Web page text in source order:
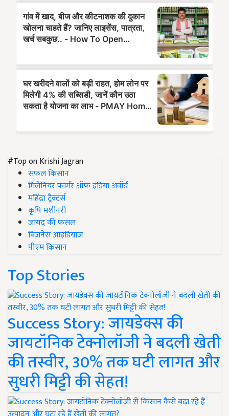
#Top on Krishi Jagran
सफल किसान
मिलेनियर फार्मर ऑफ इंडिया अवॉर्ड
महिंद्रा ट्रैक्टर्स
कृषि मशीनरी
जायद की फसल
बिज़नेस आइडियाज
पीएम किसान
Top Stories
Success Story: जायडेक्स की
जायटॉनिक टेक्नोलॉजी ने बदली खेती
की तस्वीर, 30% तक घटी लागत और
सुधरी मिट्टी की सेहत!